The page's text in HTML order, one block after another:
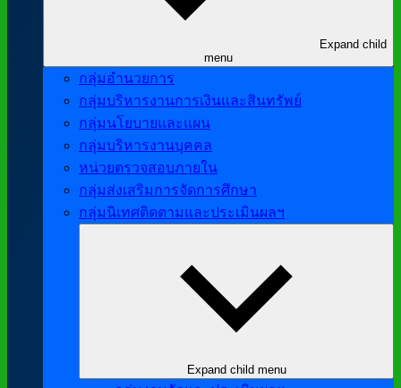
Expand child
menu
กลุ่มอำนวยการ
กลุ่มบริหารงานการเงินและสินทรัพย์
กลุ่มนโยบายและแผน
กลุ่มบริหารงานบุคคล
หน่วยตรวจสอบภายใน
กลุ่มส่งเสริมการจัดการศึกษา
กลุ่มนิเทศติดตามและประเมินผลฯ
Expand child menu